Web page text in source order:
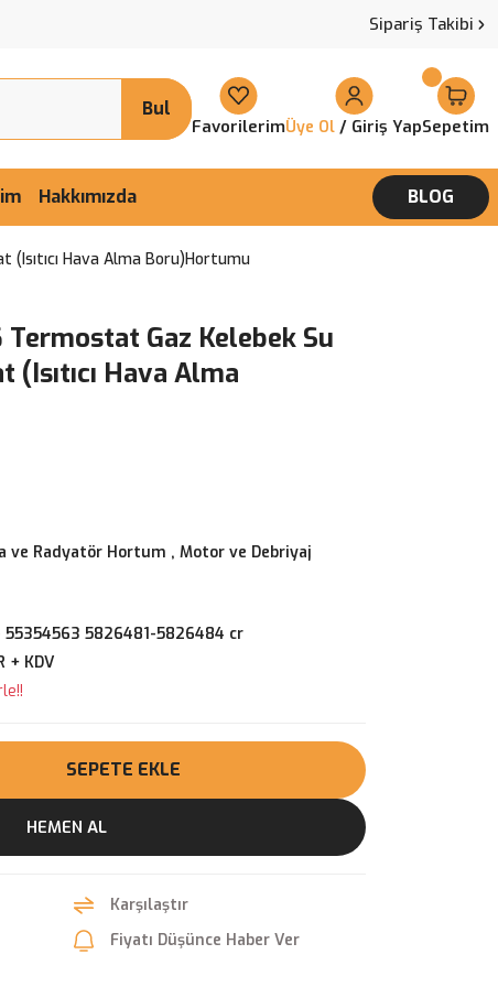
Sipariş Takibi
Bul
FavorilerimÜye Ol / Giriş YapSepetim
Hakkımızda BLOG
Hava Alma Boru)Hortumu
Termostat Gaz Kelebek Su
Hava Alma
ve Radyatör Hortum , Motor ve Debriyaj
55354563 5826481-5826484 cr
+ KDV
SEPETE EKLE
HEMEN AL
Karşılaştır
Fiyatı Düşünce Haber Ver